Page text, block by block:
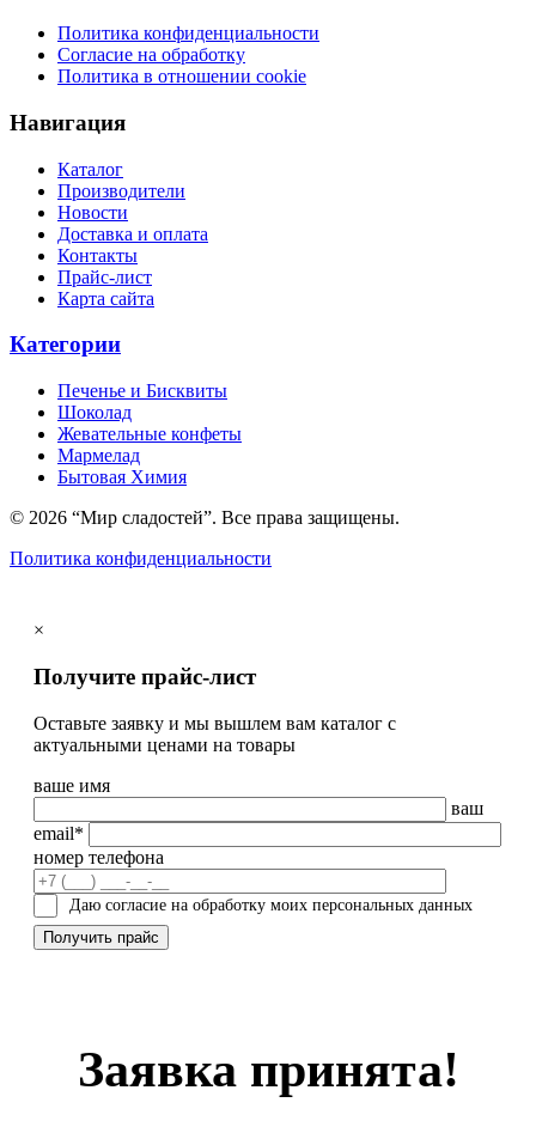
Политика конфиденциальности
Согласие на обработку
Политика в отношении cookie
Навигация
Каталог
Производители
Новости
Доставка и оплата
Контакты
Прайс-лист
Карта сайта
Категории
Печенье и Бисквиты
Шоколад
Жевательные конфеты
Мармелад
Бытовая Химия
© 2026 “Мир сладостей”. Все права защищены.
Политика конфиденциальности
×
Получите прайс-лист
Оставьте заявку и мы вышлем вам каталог с
актуальными ценами на товары
ваше имя
ваш
email*
номер телефона
Даю согласие на обработку моих персональных данных
Заявка принята!